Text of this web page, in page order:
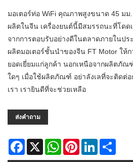
มอเตอร์ท่อ WiFi คุณภาพสูงขนาด 45 มม
ผลิตในจีน เครื่องยนต์นี้มีสมรรถนะที่โดด
จากการตอบรับอย่างดีในตลาดภายในป
ผลิตมอเตอร์ชั้นนำของจีน FT Motor ให้
ยอดเยี่ยมแก่ลูกค้า นอกเหนือจากผลิตภั
ใดๆ เมื่อใช้ผลิตภัณฑ์ อย่าลังเลที่จะติดต่
เรา เรายินดีที่จะช่วยเหลือ
ส่งคำถาม
Facebook
X WhatsAppPinterestLinkedIn